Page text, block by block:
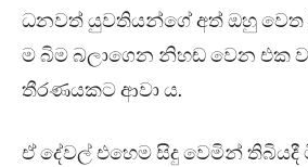
ධනවත් යුවතියන්ගේ අත් ඔහු වෙත
ම බිම බලාගෙන නිහඬ වෙන එක
තීරණයකට ආවා ය.
ඒ දේවල් එහෙම සිදු වෙමින්